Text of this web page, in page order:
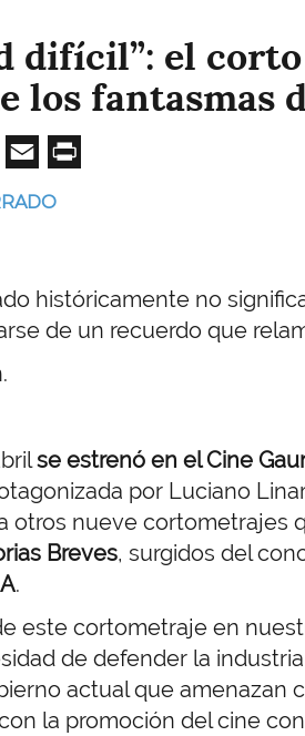
difícil”: el
los fantasmas
Twitter
Email
históricamente no
de un recuerdo que
se estrenó en el Cine
por Luciano
otros nueve cortometrajes
Breves, surgidos del
.
este cortometraje en
de defender la
actual que amenazan
la promoción del cine